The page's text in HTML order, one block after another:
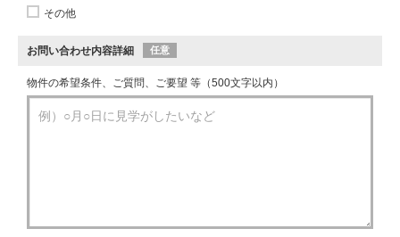
その他
お問い合わせ内容詳細 任意
物件の希望条件、ご質問、ご要望 等（500文字以内）